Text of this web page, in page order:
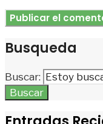
Busqueda
Buscar:
Buscar